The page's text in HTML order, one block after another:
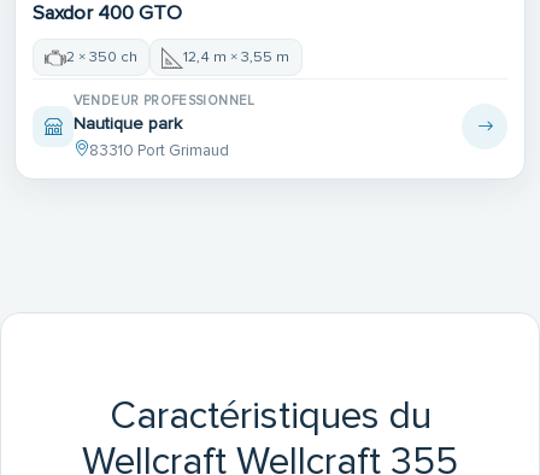
Saxdor 400 GTO
2 × 350 ch 12,4 m × 3,55 m
VENDEUR PROFESSIONNEL
Nautique park
83310 Port Grimaud
Caractéristiques du
Wellcraft Wellcraft 355